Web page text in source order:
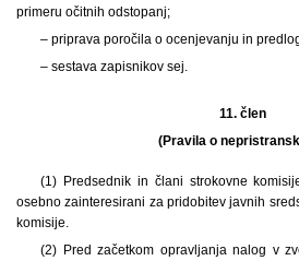
primeru očitnih odstopanj;
– priprava poročila o ocenjevanju in
– sestava zapisnikov sej.
11. člen
(Pravila o
(1) Predsednik in člani strokovne
osebno zainteresirani za pridobitev javnih
komisije.
(2) Pred začetkom opravljanja nalog v